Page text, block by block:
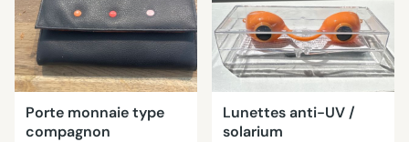
Porte monnaie type
compagnon
Lunettes anti-UV /
solarium